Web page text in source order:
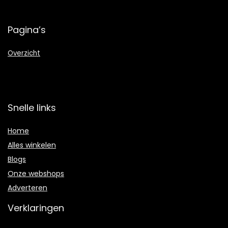
Pagina’s
Overzicht
Snelle links
Home
Alles winkelen
Blogs
Onze webshops
Adverteren
Verklaringen